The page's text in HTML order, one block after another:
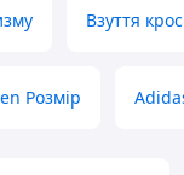
Взуття
Розмір